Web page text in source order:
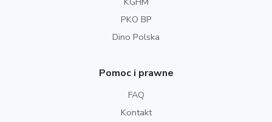
PKO BP
Dino Polska
Pomoc i prawne
FAQ
Kontakt